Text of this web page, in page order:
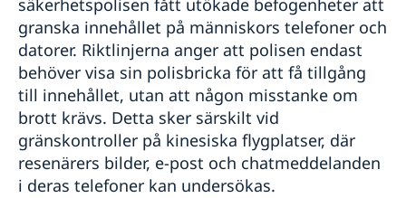
säkerhetspolisen fått utökade befogenheter att
granska innehållet på människors telefoner och
datorer. Riktlinjerna anger att polisen endast
behöver visa sin polisbricka för att få tillgång
till innehållet, utan att någon misstanke om
brott krävs. Detta sker särskilt vid
gränskontroller på kinesiska flygplatser, där
resenärers bilder, e-post och chatmeddelanden
i deras telefoner kan undersökas.